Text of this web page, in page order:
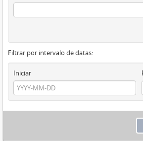
Filtrar por intervalo de datas:
Iniciar